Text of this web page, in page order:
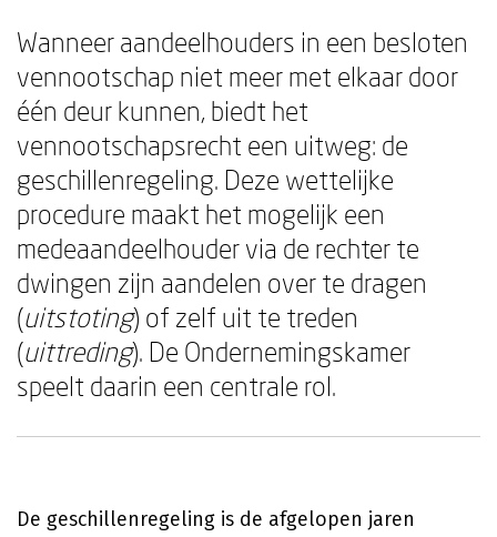
Wanneer aandeelhouders in een besloten
vennootschap niet meer met elkaar door
één deur kunnen, biedt het
vennootschapsrecht een uitweg: de
geschillenregeling. Deze wettelijke
procedure maakt het mogelijk een
medeaandeelhouder via de rechter te
dwingen zijn aandelen over te dragen
(uitstoting) of zelf uit te treden
(uittreding). De Ondernemingskamer
speelt daarin een centrale rol.
De geschillenregeling is de afgelopen jaren